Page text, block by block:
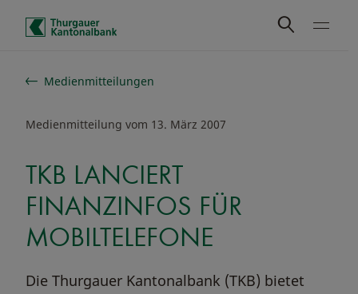
Schnelle Navigation
Medienmitteilungen
Medienmitteilung vom 13. März 2007
TKB LANCIERT
FINANZINFOS FÜR
MOBILTELEFONE
Die Thurgauer Kantonalbank (TKB) bietet